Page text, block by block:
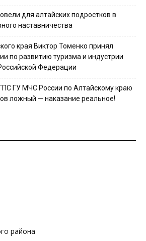
для алтайских подростков в
наставничества
края Виктор Томенко принял
по развитию туризма и индустрии
Федерации
ГУ МЧС России по Алтайскому краю
ложный — наказание реальное!
района